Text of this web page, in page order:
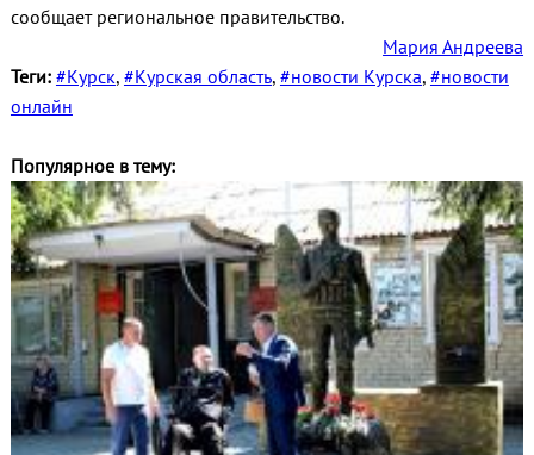
сообщает региональное правительство.
Мария Андреева
Теги: #Курск, #Курская область, #новости Курска, #новости
онлайн
Популярное в тему: